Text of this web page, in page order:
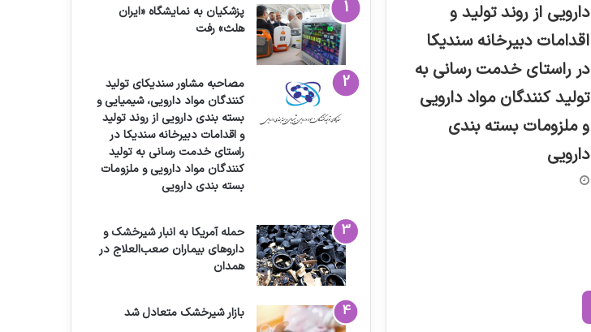
دارویی از روند تولید و
اقدامات دبیرخانه سندیکا
در راستای خدمت رسانی به
تولید کنندگان مواد دارویی
و ملزومات بسته بندی
دارویی
پزشکیان به نمایشگاه «ایران
هلث» رفت
مصاحبه مشاور سندیکای تولید
کنندگان مواد دارویی، شیمیایی و
بسته بندی دارویی از روند تولید
و اقدامات دبیرخانه سندیکا در
راستای خدمت رسانی به تولید
کنندگان مواد دارویی و ملزومات
بسته بندی دارویی
حمله آمریکا به انبار شیرخشک و
داروهای بیماران صعب‌العلاج در
همدان
بازار شیرخشک متعادل شد